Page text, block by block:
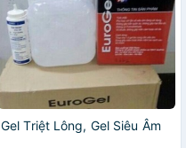
Gel Triệt Lông, Gel Siêu Âm